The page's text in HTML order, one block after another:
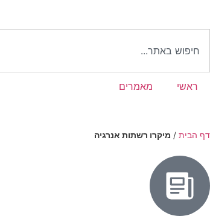
ראשי מאמרים
דף הבית / מיקרו רשתות אנרגיה